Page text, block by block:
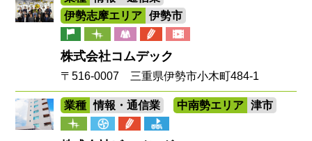
伊勢志摩エリア
伊勢市
株式会社コムデック
〒516-0007 三重県伊勢市小木町484-1
業種 情報・通信業 中南勢エリア 津市